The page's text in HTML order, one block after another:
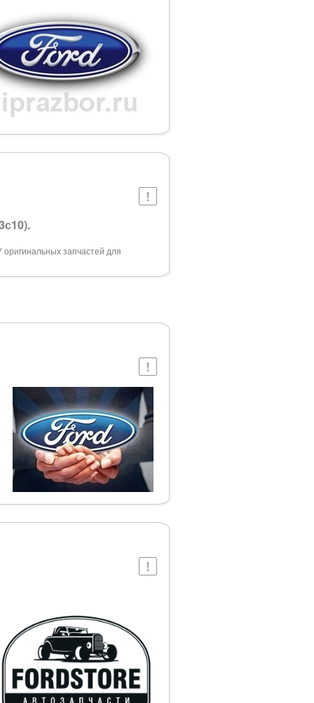
запчастей для